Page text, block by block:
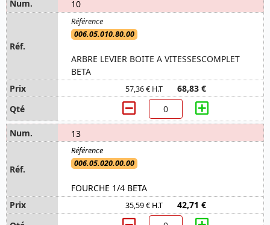
10
006.05.010.80.00
ARBRE LEVIER BOITE A VITESSESCOMPLET
BETA
57,36 € H.T 68,83 €
13
006.05.020.00.00
FOURCHE 1/4 BETA
35,59 € H.T 42,71 €